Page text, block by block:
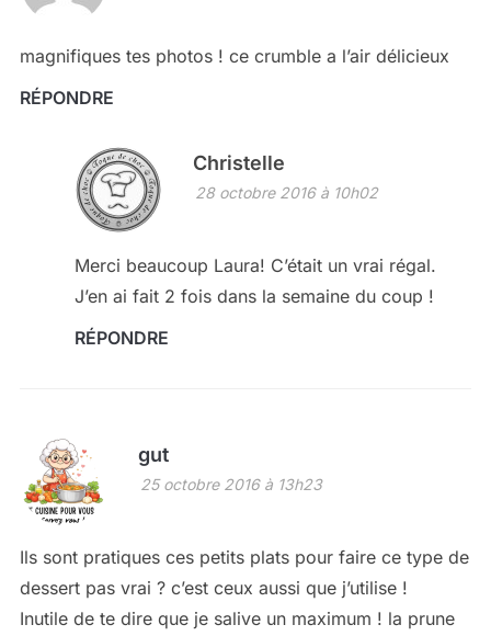
magnifiques tes photos ! ce crumble a l’air délicieux
RÉPONDRE
Christelle
28 octobre 2016 à 10h02
Merci beaucoup Laura! C’était un vrai régal.
J’en ai fait 2 fois dans la semaine du coup !
RÉPONDRE
gut
25 octobre 2016 à 13h23
Ils sont pratiques ces petits plats pour faire ce type de
dessert pas vrai ? c’est ceux aussi que j’utilise !
Inutile de te dire que je salive un maximum ! la prune